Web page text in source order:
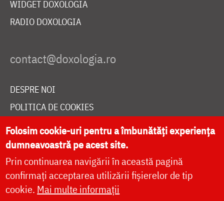
WIDGET DOXOLOGIA
RADIO DOXOLOGIA
DESPRE NOI
POLITICA DE COOKIES
DONEAZĂ ONLINE PENTRU CATEDRALA NAȚIONALĂ
LIVE
Folosim cookie-uri pentru a îmbunătăți experiența
dumneavoastră pe acest site.
Prin continuarea navigării în această pagină
confirmați acceptarea utilizării fișierelor de tip
cookie. Mai multe informații